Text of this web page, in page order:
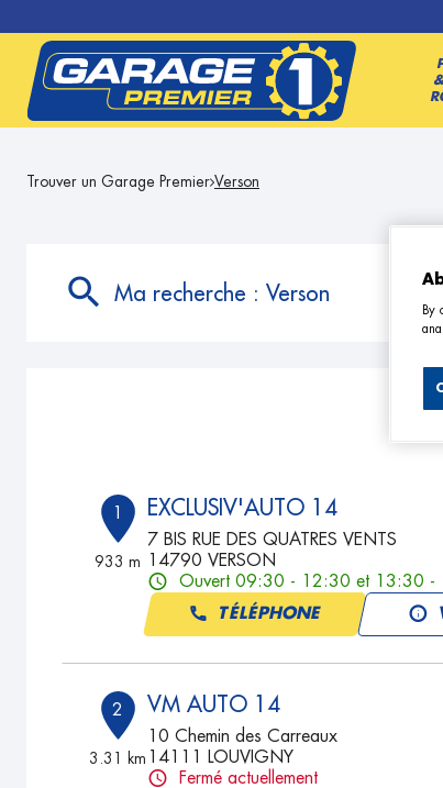
Trouver un Garage Premier Verson
Ma recherche : Verson
1
933 m
EXCLUSIV'AUTO 14
7 BIS RUE DES QUATRES VENTS
14790 VERSON
Ouvert 09:30 - 12:30 et 13:30 -
TÉLÉPHONE
2
3.31 km
VM AUTO 14
10 Chemin des Carreaux
14111 LOUVIGNY
Fermé actuellement
By